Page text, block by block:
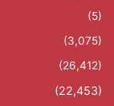
(5)
(3,075)
(26,412)
(22,453)